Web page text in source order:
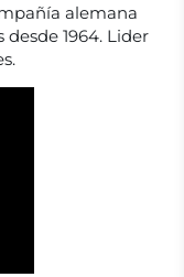
alemana
1964. Lider